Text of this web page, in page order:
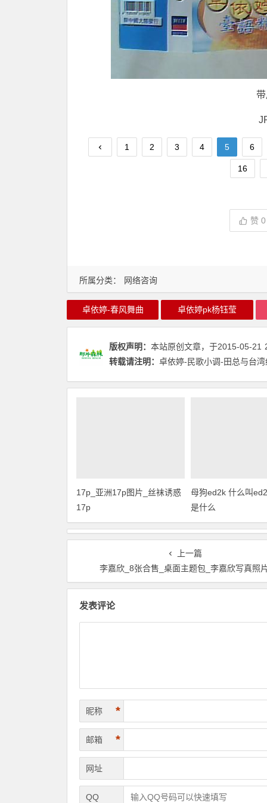
所属分类： 网络咨询
1 2 3 4 5 6
16
赞 0
卓依婷-春风舞曲 卓依婷pk杨钰莹
版权声明： 本站原创文章，于2015-05-21
转载请注明： 卓依婷-民歌小调-田总与台
17p_亚洲17p图片_丝袜诱惑
17p
母狗ed2k 什么叫
是什么
上一篇
李嘉欣_8张合售_桌面主题包_李嘉欣写真照
发表评论
昵称 *
邮箱 *
网址
QQ